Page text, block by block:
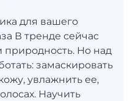
для вашего
В тренде сейчас
природность. Но над
замаскировать
увлажнить ее,
Научить